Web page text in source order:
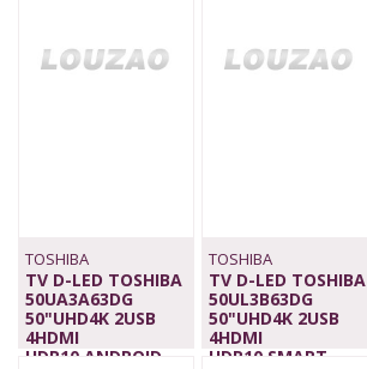
TOSHIBA
TV D-LED TOSHIBA
50UA3A63DG
50"UHD4K 2USB
4HDMI
HDR10,ANDROID
TOSHIBA
TV D-LED TOSHIBA
50UL3B63DG
50"UHD4K 2USB
4HDMI
HDR10,SMART